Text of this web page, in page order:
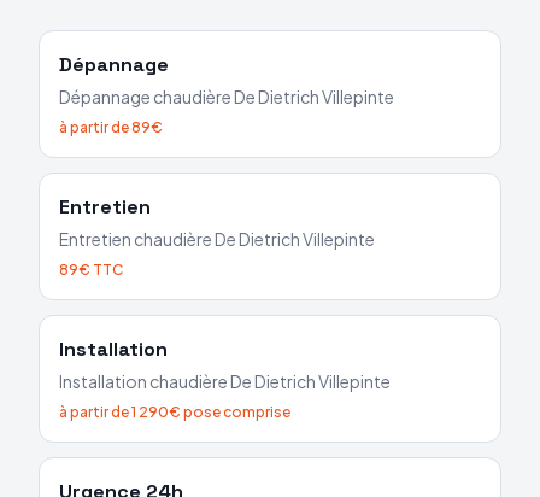
Dépannage
Dépannage chaudièreDe DietrichVillepinte
à partir de 89€
Entretien
Entretien chaudièreDe DietrichVillepinte
89€ TTC
Installation
Installation chaudièreDe DietrichVillepinte
à partir de 1 290€ pose comprise
Urgence 24h